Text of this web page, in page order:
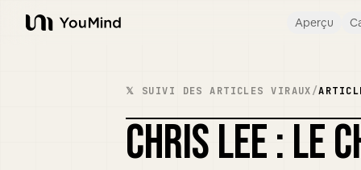
YouMind
Aperçu
𝕏 SUIVI DES ARTICLES VIRAUX/
CHRIS LEE : LE